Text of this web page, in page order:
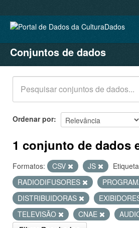
CONJUNTOS DE DADOS
ORGANIZAÇÕES
GRUPOS
SOBRE
Conjuntos de dados
Ordenar por
1 conjunto de dados
Formatos: CSV JS
RADIODIFUSORES
DISTRIBUIDORAS
TELEVISÃO
CNAE